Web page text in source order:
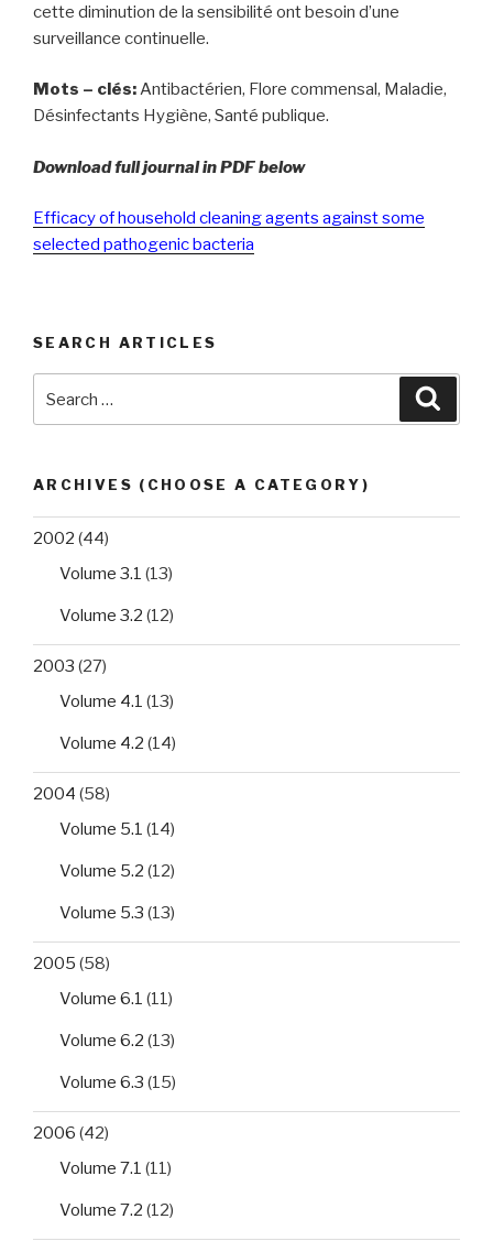
cette diminution de la sensibilité ont besoin d’une
surveillance continuelle.
Mots – clés:Antibactérien, Flore commensal, Maladie,
Désinfectants Hygiène, Santé publique.
Download full journal in PDF below
Efficacy of household cleaning agents against some
selected pathogenic bacteria
SEARCH ARTICLES
for:
ARCHIVES (CHOOSE A CATEGORY)
2002 (44)
Volume 3.1 (13)
Volume 3.2 (12)
2003 (27)
Volume 4.1 (13)
Volume 4.2 (14)
2004 (58)
Volume 5.1 (14)
Volume 5.2 (12)
Volume 5.3 (13)
2005 (58)
Volume 6.1 (11)
Volume 6.2 (13)
Volume 6.3 (15)
2006 (42)
Volume 7.1 (11)
Volume 7.2 (12)